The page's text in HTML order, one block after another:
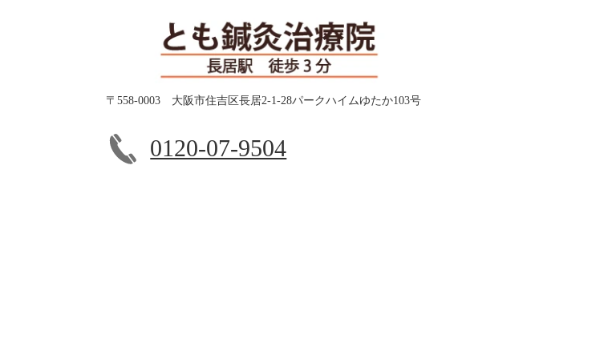
〒558-0003 大阪市住吉区長居2-1-28パークハイムゆたか103号
0120-07-9504